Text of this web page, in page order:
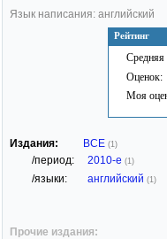
Рейтинг
Средняя
Оценок:
Моя
Язык написания: английский
Издания: ВСЕ (1)
/период: 2010-е (1)
/языки: английский (1)
Прочие издания: